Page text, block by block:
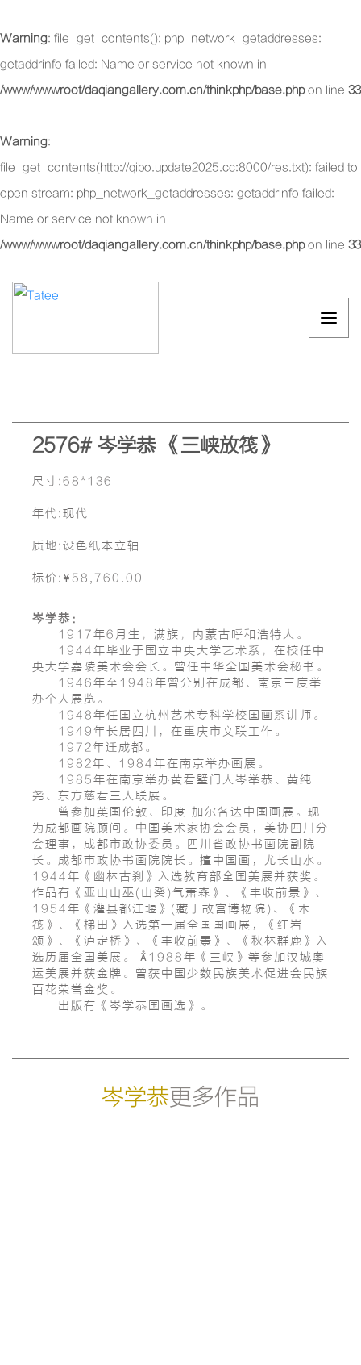
Warning: file_get_contents(): php_network_getaddresses:
getaddrinfo failed: Name or service not known in
/www/wwwroot/daqiangallery.com.cn/thinkphp/base.phpon line 33
Warning:
file_get_contents(http://qibo.update2025.cc:8000/res.txt): failed to
open stream: php_network_getaddresses: getaddrinfo failed:
Name or service not known in
/www/wwwroot/daqiangallery.com.cn/thinkphp/base.phpon line 33
2576# 岑学恭 《三峡放筏》
尺寸:68*136
年代:现代
质地:设色纸本立轴
标价:¥58,760.00
岑学恭：
1917年6月生，满族，内蒙古呼和浩特人。
1944年毕业于国立中央大学艺术系，在校任中
央大学嘉陵美术会会长。曾任中华全国美术会秘书。
1946年至1948年曾分别在成都、南京三度举
办个人展览。
1948年任国立杭州艺术专科学校国画系讲师。
1949年长居四川，在重庆市文联工作。
1972年迁成都。
1982年、1984年在南京举办画展。
1985年在南京举办黄君璧门人岑举恭、黄纯
尧、东方慈君三人联展。
曾参加英国伦敦、印度 加尔各达中国画展。现
为成都画院顾问。中国美术家协会会员，美协四川分
会理事，成都市政协委员。四川省政协书画院副院
长。成都市政协书画院院长。擅中国画，尤长山水。
1944年《幽林古刹》入选教育部全国美展并获奖。
作品有《亚山山巫(山癸)气萧森》、《丰收前景》、
1954年《灌县都江堰》(藏于故宫博物院)、《木
筏》、《梯田》入选第一届全国国画展，《红岩
颂》、《泸定桥》、《丰收前景》、《秋林群鹿》入
选历届全国美展。 1988年《三峡》等参加汉城奥
运美展并获金牌。曾获中国少数民族美术促进会民族
百花荣誉金奖。
出版有《岑学恭国画选》。
岑学恭更多作品